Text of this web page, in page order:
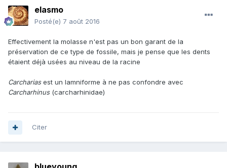
elasmo
Posté(e) 7 août 2016
Effectivement la molasse n'est pas un bon garant de la
préservation de ce type de fossile, mais je pense que les dents
étaient déjà usées au niveau de la racine
Carchariasest un lamniforme à ne pas confondre avec
Carcharhinus (carcharhinidae)
Citer